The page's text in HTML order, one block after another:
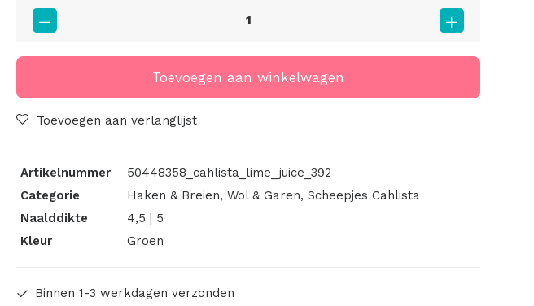
Cahlista
Lime
aantal
Toevoegen aan winkelwagen
Toevoegen aan verlanglijst
Artikelnummer
50448358_cahlista_lime_juice_392
Categorie
Haken & Breien, Wol & Garen, Scheepjes Cahlista
Naalddikte
4,5 | 5
Kleur
Groen
Binnen 1-3 werkdagen verzonden